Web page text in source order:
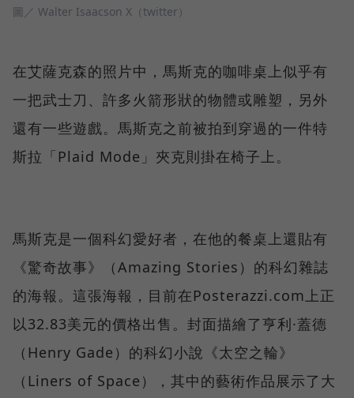
圖／ Walter Isaacson X（twitter）
在艾薩克森的照片中，馬斯克的咖啡桌上似乎有
一把武士刀、許多火箭形狀的物體或雕塑，另外
還有一些遊戲。馬斯克之前被拍到穿過的一件特
斯拉「Plaid Mode」夾克則掛在椅子上。
馬斯克是一個科幻愛好者，在他的餐桌上還貼有
《驚奇故事》（Amazing Stories）的科幻雜誌
的海報。這張海報，目前在Posterazzi.com上正
以32.83美元的價格出售。封面描繪了亨利·蓋德
（Henry Gade）的科幻小說《太空之輪》
（Liners of Space），其中的藝術作品展示了大